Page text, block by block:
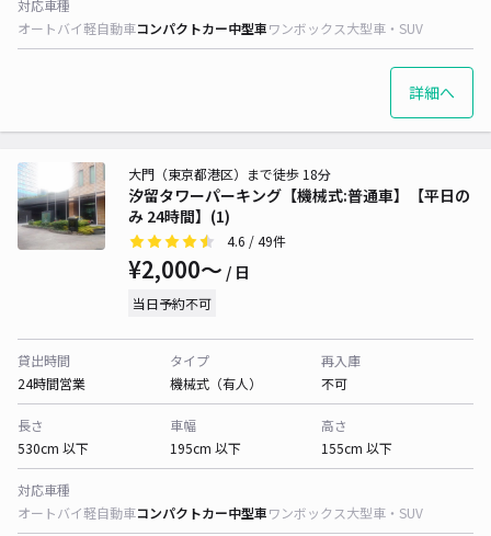
対応車種
オートバイ軽自動車コンパクトカー中型車ワンボックス大型車・SUV
詳細へ
汐留タワーパーキング【機械式:普通車】【平日の
み 24時間】(1)
大門（東京都港区）まで徒歩 18分
4.6 / 49件
¥2,000〜 / 日
当日予約不可
貸出時間
24時間営業
タイプ
機械式（有人）
再入庫
不可
長さ
530cm 以下
車幅
195cm 以下
高さ
155cm 以下
対応車種
オートバイ軽自動車コンパクトカー中型車ワンボックス大型車・SUV